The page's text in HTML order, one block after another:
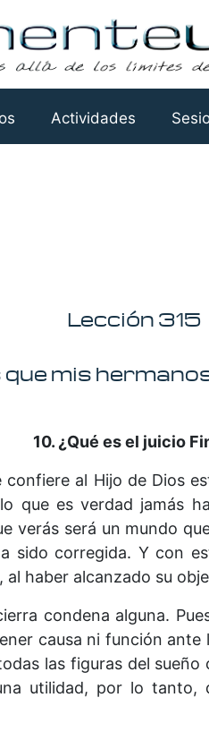
Actividades
Lección 315
mis
10. ¿Qué es el juicio
confiere al Hijo de Dios
que es verdad jamás
verás será un mundo
sido corregida. Y con
haber alcanzado su
condena alguna.
causa ni función ante
las figuras del
utilidad, por lo tanto,